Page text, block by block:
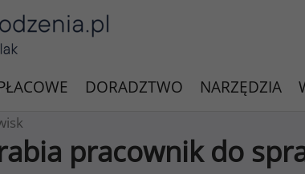
DORADZTWO NARZĘDZIA
pracownik do